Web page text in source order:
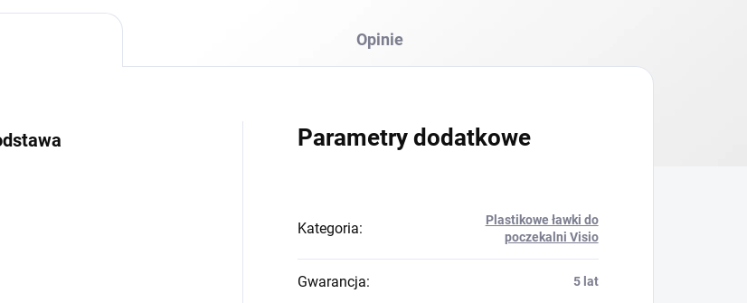
Opinie
Parametry dodatkowe
Kategoria:
Plastikowe ławki do
poczekalni Visio
Gwarancja: 5 lat